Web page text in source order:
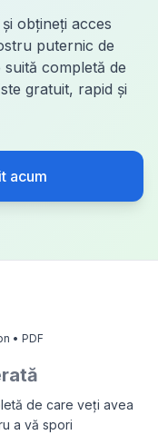
obțineți acces
puternic de
completă de
gratuit, rapid și
acum
• PDF
de care veți avea
a vă spori